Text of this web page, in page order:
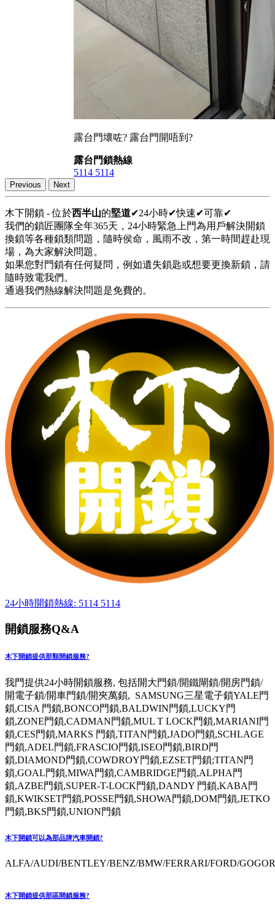
露台門壞咗? 露台門開唔到?
露台門鎖熱線
5114 5114
Previous Next
木下開鎖 - 位於西半山的堅道✔24小時✔快速✔可靠✔
我們的鎖匠團隊全年365天，24小時緊急上門為用戶解決開鎖
換鎖等各種鎖類問題，隨時侯命，風雨不改，第一時間趕赴現
場，為大家解決問題。
如果您對門鎖有任何疑問，例如遺失鎖匙或想要更換新鎖，請
隨時致電我們。
通過我們熱線解決問題是免費的。
24小時開鎖熱線: 5114 5114
開鎖服務Q&A
木下開鎖提供那類開鎖服務?
我門提供24小時開鎖服務, 包括開大門鎖/開鐵閘鎖/開房門鎖/
開電子鎖/開車門鎖/開夾萬鎖, SAMSUNG三星電子鎖YALE門
鎖,CISA 門鎖,BONCO門鎖,BALDWIN門鎖,LUCKY門
鎖,ZONE門鎖,CADMAN門鎖,MUL T LOCK門鎖,MARIANI門
鎖,CES門鎖,MARKS 門鎖,TITAN門鎖,JADO門鎖,SCHLAGE
門鎖,ADEL門鎖,FRASCIO門鎖,ISEO門鎖,BIRD門
鎖,DIAMOND門鎖,COWDROY門鎖,EZSET門鎖;TITAN門
鎖,GOAL門鎖,MIWA門鎖,CAMBRIDGE門鎖,ALPHA門
鎖,AZBE門鎖,SUPER-T-LOCK門鎖,DANDY 門鎖,KABA門
鎖,KWIKSET門鎖,POSSE門鎖,SHOWA門鎖,DOM門鎖,JETKO
門鎖,BKS門鎖,UNION門鎖
木下開鎖可以為那品牌汽車開鎖?
ALFA/AUDI/BENTLEY/BENZ/BMW/FERRARI/FORD/
木下開鎖提供那區開鎖服務?